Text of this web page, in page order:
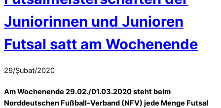
Juniorinnen und Junioren
Futsal satt am Wochenende
29/Şubat/2020
Am Wochenende 29.02./01.03.2020 steht beim
Norddeutschen Fußball-Verband (NFV) jede Menge Futsal